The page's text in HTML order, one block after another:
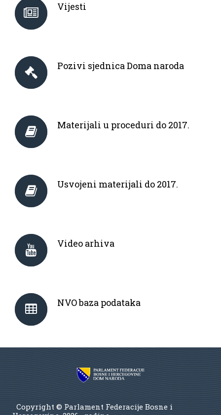
Vijesti
Pozivi sjednica Doma naroda
Materijali u proceduri do 2017.
Usvojeni materijali do 2017.
Video arhiva
NVO baza podataka
Copyright © Parlament Federacije Bosne i